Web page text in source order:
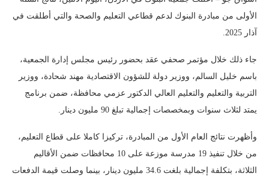
الأولى من مبادرة البنوك لدعم قطاعي التعليم والصحة والتي أطلقت في
آذار 2025.
جاء ذلك خلال مؤتمر صحفي عقد بحضور رئيس مجلس إدارة الجمعية،
باسم خليل السالم، ووزير دولة للشؤون الاقتصادية مهند شحادة، ووزير
التربية والتعليم والتعليم العالي الدكتور عزمي محافظة، ضمن برنامج
يمتد لثلاث سنوات وبمخصصات إجمالية تبلغ 90 مليون دينار.
وأظهرت نتائج العام الأول من المبادرة، تركيزا كاملا على قطاع التعليم،
من خلال تنفيذ 19 مدرسة موزعة على 10 محافظات ضمن الأقاليم
الثلاثة، بتكلفة إجمالية بلغت 34.6 مليون دينار، بينما وصلت قيمة الدفعات